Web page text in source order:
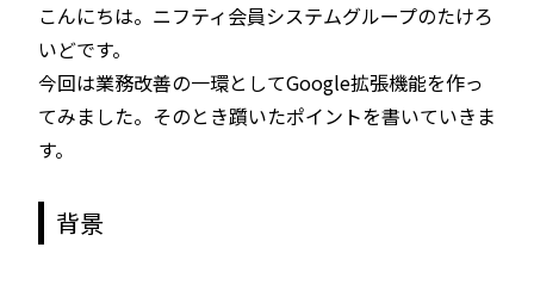
こんにちは。ニフティ会員システムグループのたけろ
いどです。
今回は業務改善の一環としてGoogle拡張機能を作っ
てみました。そのとき躓いたポイントを書いていきま
す。
背景